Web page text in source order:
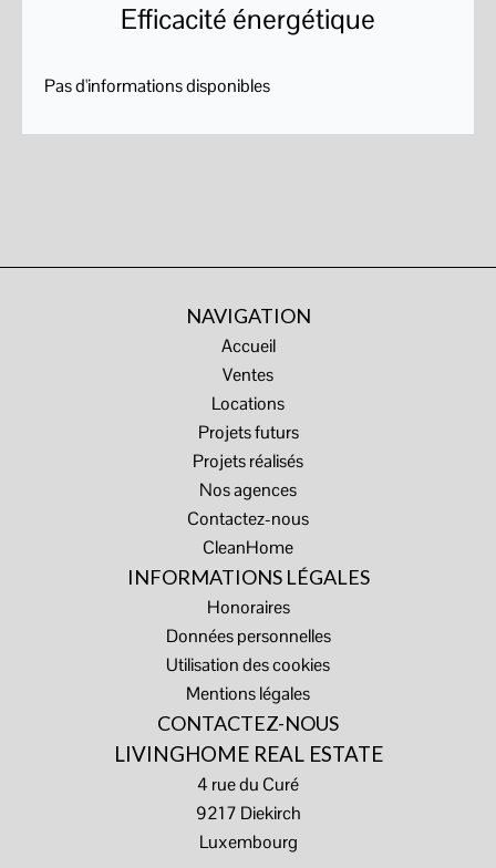
Efficacité énergétique
Pas d'informations disponibles
NAVIGATION
Accueil
Ventes
Locations
Projets futurs
Projets réalisés
Nos agences
Contactez-nous
CleanHome
INFORMATIONS LÉGALES
Honoraires
Données personnelles
Utilisation des cookies
Mentions légales
CONTACTEZ-NOUS
LIVINGHOME REAL ESTATE
4 rue du Curé
9217 Diekirch
Luxembourg